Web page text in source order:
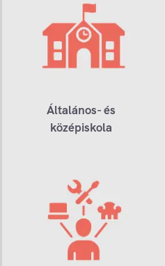
Általános- és
középiskola